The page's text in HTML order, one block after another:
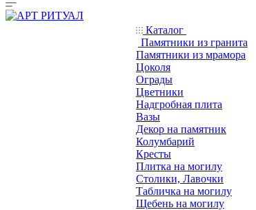
Каталог
Памятники из гранита
Памятники из мрамора
Цоколя
Ограды
Цветники
Надгробная плита
Вазы
Декор на памятник
Колумбарий
Кресты
Плитка на могилу
Столики, Лавочки
Табличка на могилу
Щебень на могилу